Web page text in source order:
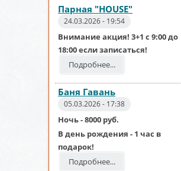
Парная "HOUSE"
24.03.2026 - 19:54
Внимание акция! 3+1 с 9:00 до
18:00 если записаться!
Подробнее...
Баня Гавань
05.03.2026 - 17:38
Ночь - 8000 руб.
В день рождения - 1 час в
подарок!
Подробнее...